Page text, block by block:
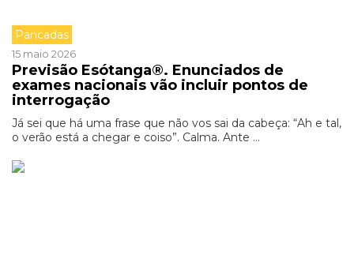
Pancadas
15 maio 2026
Previsão Esótanga®. Enunciados de
exames nacionais vão incluir pontos de
interrogação
Já sei que há uma frase que não vos sai da cabeça: “Ah e tal,
o verão está a chegar e coiso”. Calma. Ante ...